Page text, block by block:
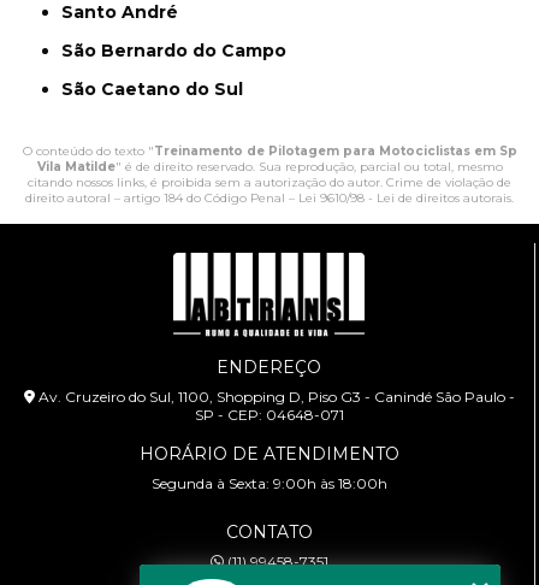
Santo André
São Bernardo do Campo
São Caetano do Sul
O conteúdo do texto "Treinamento de Pilotagem para Motociclistas em Sp
Vila Matilde" é de direito reservado. Sua reprodução, parcial ou total, mesmo
citando nossos links, é proibida sem a autorização do autor. Crime de violação de
direito autoral – artigo 184 do Código Penal – Lei 9610/98 - Lei de direitos autorais.
ENDEREÇO
Av. Cruzeiro do Sul, 1100, Shopping D, Piso G3 - Canindé São Paulo -
SP - CEP: 04648-071
HORÁRIO DE ATENDIMENTO
Segunda à Sexta: 9:00h às 18:00h
CONTATO
(11) 99458-7351